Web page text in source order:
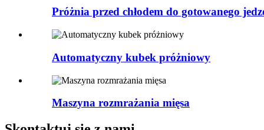
Próżnia przed chłodem do gotowanego
Automatyczny kubek próżniowy
Maszyna rozmrażania mięsa